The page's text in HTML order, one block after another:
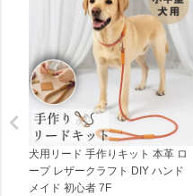
犬用リード 手作りキット 本革 ロ
ープ レザークラフト DIY ハンド
メイド 初心者 7F